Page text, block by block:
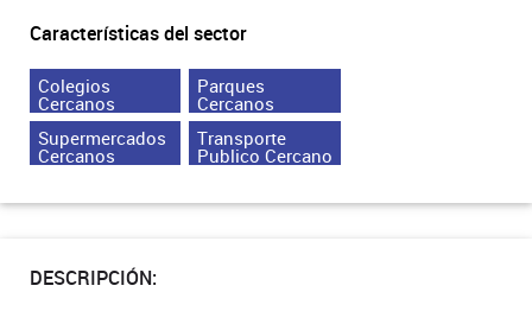
Características del sector
Colegios
Cercanos
Parques
Cercanos
Supermercados
Cercanos
Transporte
Publico Cercano
DESCRIPCIÓN: